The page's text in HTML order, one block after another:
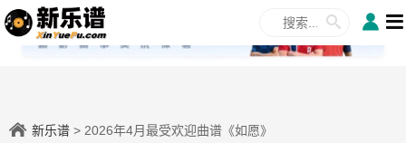
✕
新乐谱 > 2026年4月最受欢迎曲谱《如愿》